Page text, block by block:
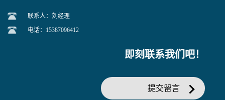
联系人：刘经理
电话：15387096412
即刻联系我们吧！
提交留言